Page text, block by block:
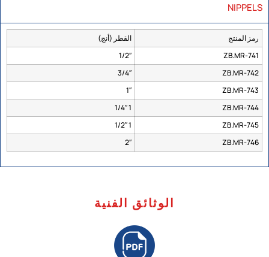
NIPPELS
رمز المنتج
القطر (أنج)
ZB.MR-741
1/2″
ZB.MR-742
3/4″
ZB.MR-743
1″
ZB.MR-744
1 1/4″
ZB.MR-745
1 1/2″
ZB.MR-746
2″
الوثائق الفنية